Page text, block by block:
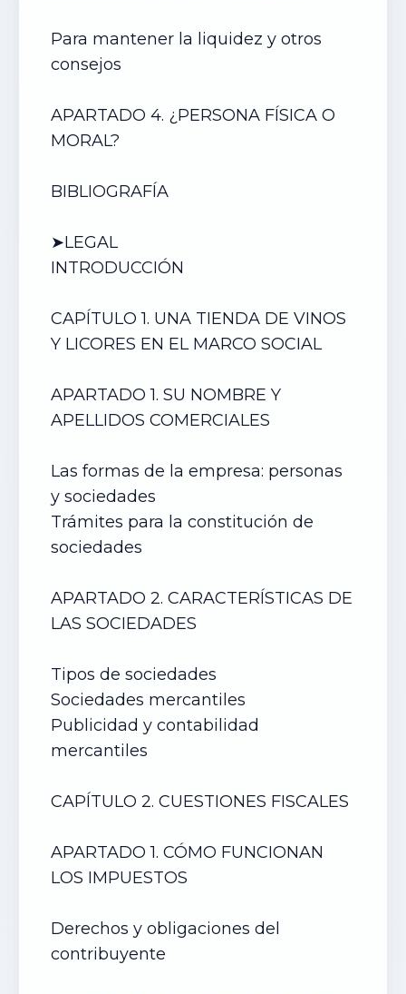
Para mantener la liquidez y otros
consejos
APARTADO 4. ¿PERSONA FÍSICA O
MORAL?
BIBLIOGRAFÍA
➤LEGAL
INTRODUCCIÓN
CAPÍTULO 1. UNA TIENDA DE VINOS
Y LICORES EN EL MARCO SOCIAL
APARTADO 1. SU NOMBRE Y
APELLIDOS COMERCIALES
Las formas de la empresa: personas
y sociedades
Trámites para la constitución de
sociedades
APARTADO 2. CARACTERÍSTICAS DE
LAS SOCIEDADES
Tipos de sociedades
Sociedades mercantiles
Publicidad y contabilidad
mercantiles
CAPÍTULO 2. CUESTIONES FISCALES
APARTADO 1. CÓMO FUNCIONAN
LOS IMPUESTOS
Derechos y obligaciones del
contribuyente